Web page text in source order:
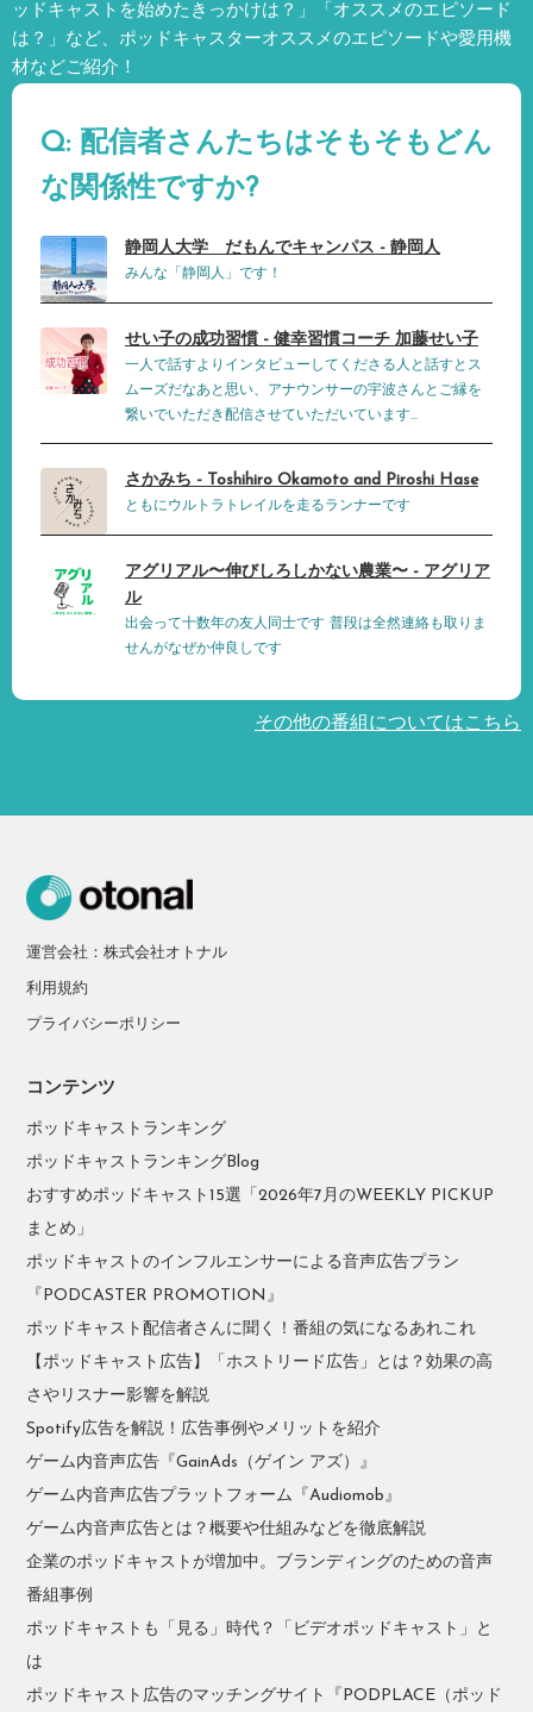
ッドキャストを始めたきっかけは？」「オススメのエピソード
は？」など、 ポッドキャスターオススメのエピソードや愛用機
材などご紹介！
Q: 配信者さんたちはそもそもどん
な関係性ですか?
静岡人大学 だもんでキャンパス - 静岡人
みんな「静岡人」です！
せい子の成功習慣 - 健幸習慣コーチ 加藤せい子
一人で話すよりインタビューしてくださる人と話すとス
ムーズだなあと思い、アナウンサーの宇波さんとご縁を
繋いでいただき配信させていただいています...
さかみち - Toshihiro Okamoto and Piroshi Hase
ともにウルトラトレイルを走るランナーです
アグリアル〜伸びしろしかない農業〜 - アグリア
ル
出会って十数年の友人同士です 普段は全然連絡も取りま
せんがなぜか仲良しです
その他の番組についてはこちら
運営会社：株式会社オトナル
利用規約
プライバシーポリシー
コンテンツ
ポッドキャストランキング
ポッドキャストランキングBlog
おすすめポッドキャスト15選「2026年7月のWEEKLY PICKUP
まとめ」
ポッドキャストのインフルエンサーによる音声広告プラン
『PODCASTER PROMOTION』
ポッドキャスト配信者さんに聞く！番組の気になるあれこれ
【ポッドキャスト広告】「ホストリード広告」とは？効果の高
さやリスナー影響を解説
Spotify広告を解説！広告事例やメリットを紹介
ゲーム内音声広告『GainAds（ゲイン アズ）』
ゲーム内音声広告プラットフォーム『Audiomob』
ゲーム内音声広告とは？概要や仕組みなどを徹底解説
企業のポッドキャストが増加中。ブランディングのための音声
番組事例
ポッドキャストも「見る」時代？「ビデオポッドキャスト」と
は
ポッドキャスト広告のマッチングサイト『PODPLACE（ポッド